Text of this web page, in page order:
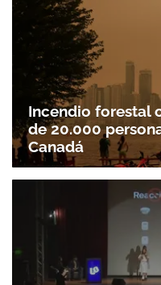
Incendio forestal
de 20.000
Canadá